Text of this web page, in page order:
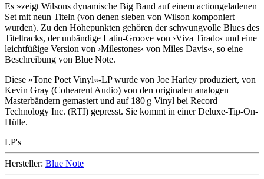
Es »zeigt Wilsons dynamische Big Band auf einem actiongeladenen
Set mit neun Titeln (von denen sieben von Wilson komponiert
wurden). Zu den Höhepunkten gehören der schwungvolle Blues des
Titeltracks, der unbändige Latin-Groove von ›Viva Tirado‹ und eine
leichtfüßige Version von ›Milestones‹ von Miles Davis«, so eine
Beschreibung von Blue Note.
Diese »Tone Poet Vinyl«-LP wurde von Joe Harley produziert, von
Kevin Gray (Cohearent Audio) von den originalen analogen
Masterbändern gemastert und auf 180 g Vinyl bei Record
Technology Inc. (RTI) gepresst. Sie kommt in einer Deluxe-Tip-On-
Hülle.
LP's
Hersteller: Blue Note